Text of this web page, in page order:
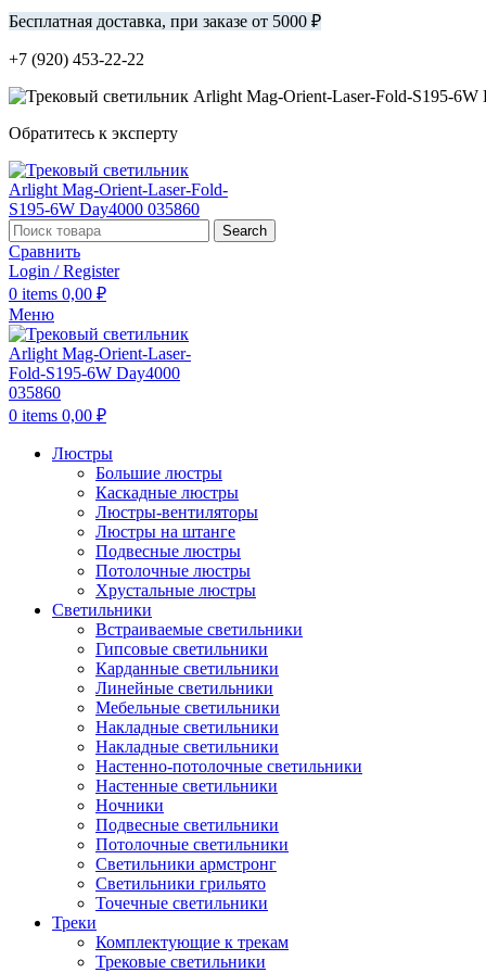
Бесплатная доставка, при заказе от 5000 ₽
+7 (920) 453-22-22
Обратитесь к эксперту
Search
Сравнить
Login / Register
0 items 0,00 ₽
Меню
0 items 0,00 ₽
Люстры
Большие люстры
Каскадные люстры
Люстры-вентиляторы
Люстры на штанге
Подвесные люстры
Потолочные люстры
Хрустальные люстры
Светильники
Встраиваемые светильники
Гипсовые светильники
Карданные светильники
Линейные светильники
Мебельные светильники
Накладные светильники
Накладные светильники
Настенно-потолочные светильники
Настенные светильники
Ночники
Подвесные светильники
Потолочные светильники
Светильники армстронг
Светильники грильято
Точечные светильники
Треки
Комплектующие к трекам
Трековые светильники